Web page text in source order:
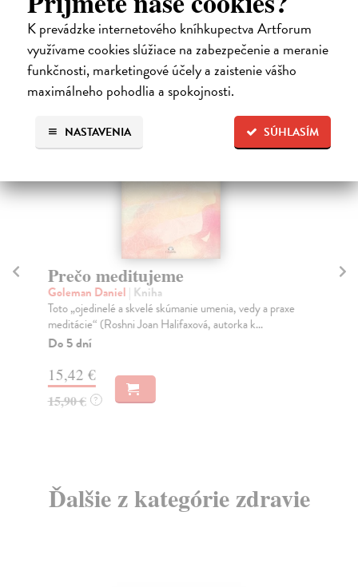
K prevádzke internetového kníhkupectva Artforum
využívame cookies slúžiace na zabezpečenie a meranie
funkčnosti, marketingové účely a zaistenie vášho
maximálneho pohodlia a spokojnosti.
SÚHLASÍM
NASTAVENIA
High-contrast mode
Čitatelia s podobným vkusom si
kúpili aj:
Prečo meditujeme
Goleman Daniel | Kniha
Toto „ojedinelé a skvelé skúmanie umenia, vedy a praxe
meditácie“ (Roshni Joan Halifaxová, autorka k...
Do 5 dní
15,42 €
15,90 € ?
Ďalšie z kategórie zdravie